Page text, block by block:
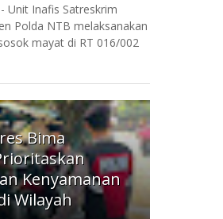
Unit Inafis Satreskrim
Polda NTB melaksanakan
mayat di RT 016/002
Bima
Kenyamanan
Wilayah